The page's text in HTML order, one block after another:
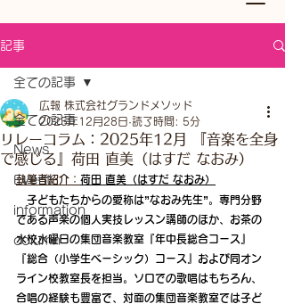
記事
全ての記事
News
Event
information
column
全ての記事
リレーコラム：2025年12月 『音楽を全身
で感じる』荷田 直美（はすだ なおみ）
広報 株式会社グランドメソッド
2025年12月28日 読了時間: 5分
執筆者紹介： 荷田 直美（はすだ なおみ）
子どもたちからの愛称は”なおみ先生”。専門分野
である声楽の個人実技レッスン講師のほか、お茶の
水校水曜日の集団音楽教室『年中長総合コース』
『総合（小学生ベーシック）コース』および同オン
ライン校教室長を担当。ソロでの歌唱はもちろん、
合唱の経験も豊富で、対面の集団音楽教室では子ど